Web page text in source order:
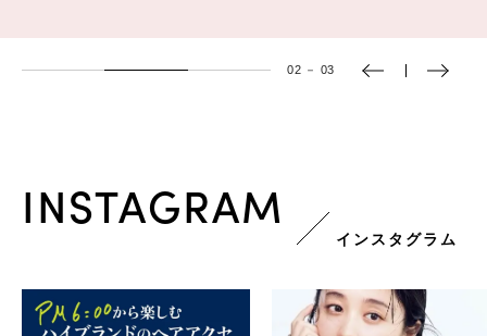
03 － 03
INSTAGRAM
インスタグラム